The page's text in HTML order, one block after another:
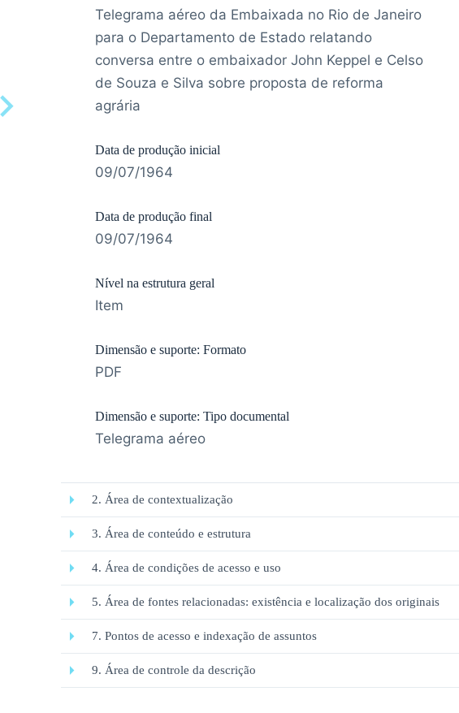
Telegrama aéreo da Embaixada no Rio de Janeiro
para o Departamento de Estado relatando
conversa entre o embaixador John Keppel e Celso
de Souza e Silva sobre proposta de reforma
agrária
Data de produção inicial
09/07/1964
Data de produção final
09/07/1964
Nível na estrutura geral
Item
Dimensão e suporte: Formato
PDF
Dimensão e suporte: Tipo documental
Telegrama aéreo
2. Área de contextualização
3. Área de conteúdo e estrutura
4. Área de condições de acesso e uso
5. Área de fontes relacionadas: existência e localização dos originais
7. Pontos de acesso e indexação de assuntos
9. Área de controle da descrição